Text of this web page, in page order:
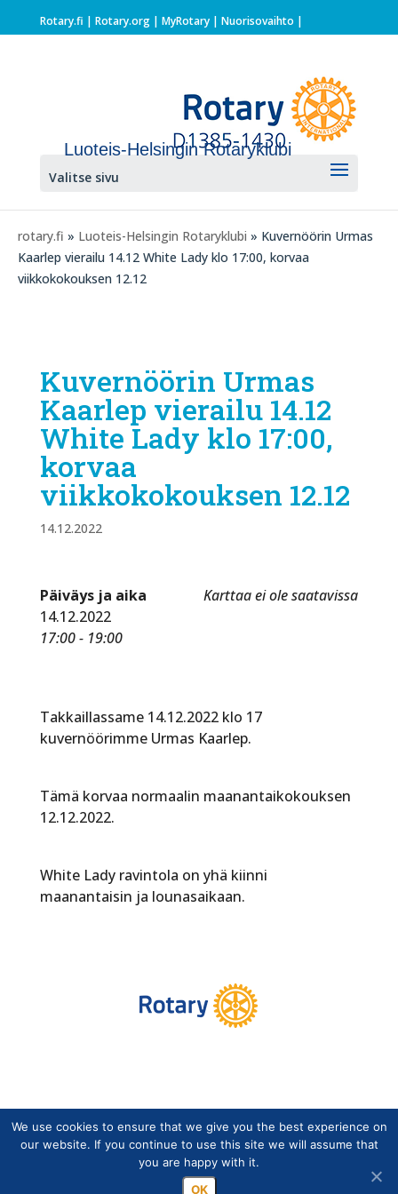
Rotary.fi | Rotary.org| MyRotary | Nuorisovaihto |
Luoteis-Helsingin Rotaryklubi
Valitse sivu
rotary.fi » Luoteis-Helsingin Rotaryklubi » Kuvernöörin Urmas
Kaarlep vierailu 14.12 White Lady klo 17:00, korvaa
viikkokokouksen 12.12
Kuvernöörin Urmas
Kaarlep vierailu 14.12
White Lady klo 17:00,
korvaa
viikkokokouksen 12.12
14.12.2022
Karttaa ei ole saatavissa
Päiväys ja aika
14.12.2022
17:00 - 19:00
Takkaillassame 14.12.2022 klo 17
kuvernöörimme Urmas Kaarlep.
Tämä korvaa normaalin maanantaikokouksen
12.12.2022.
White Lady ravintola on yhä kiinni
maanantaisin ja lounasaikaan.
Copyright © Suomen Rotarypalvelu ry 2026 |
Jäsentietojärjestelmän tietosuojaseloste|Henkilötietojen
käsittely Rotarytoiminnassa
We use cookies to ensure that we give you the best experience on
our website. If you continue to use this site we will assume that
you are happy with it.
OK